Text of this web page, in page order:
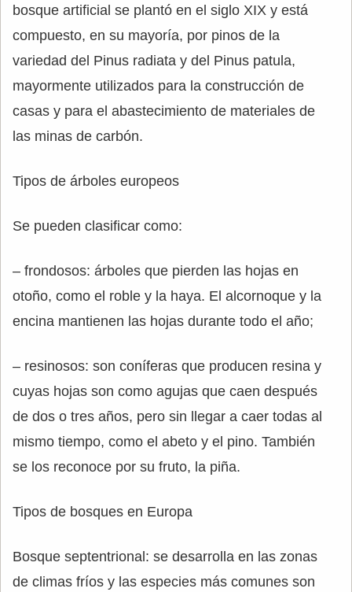
bosque artificial se plantó en el siglo XIX y está
compuesto, en su mayoría, por pinos de la
variedad del Pinus radiata y del Pinus patula,
mayormente utilizados para la construcción de
casas y para el abastecimiento de materiales de
las minas de carbón.
Tipos de árboles europeos
Se pueden clasificar como:
– frondosos: árboles que pierden las hojas en
otoño, como el roble y la haya. El alcornoque y la
encina mantienen las hojas durante todo el año;
– resinosos: son coníferas que producen resina y
cuyas hojas son como agujas que caen después
de dos o tres años, pero sin llegar a caer todas al
mismo tiempo, como el abeto y el pino. También
se los reconoce por su fruto, la piña.
Tipos de bosques en Europa
Bosque septentrional: se desarrolla en las zonas
de climas fríos y las especies más comunes son